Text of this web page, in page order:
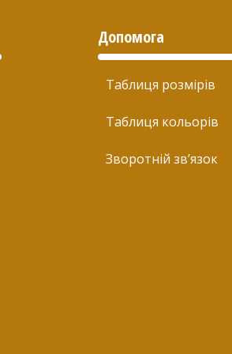
Допомога
Таблиця розмірів
Таблиця кольорів
Зворотній зв’язок